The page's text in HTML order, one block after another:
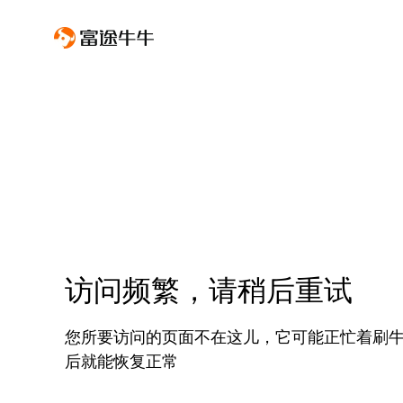
访问频繁，请稍后重试
您所要访问的页面不在这儿，它可能正忙着刷
后就能恢复正常